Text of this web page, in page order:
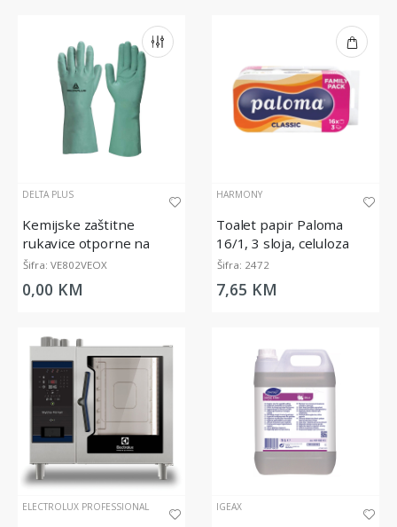
DELTA PLUS
Kemijske zaštitne
rukavice otporne na
pesticide i viruse, VE802
Šifra: VE802VEOX
0,00 KM
HARMONY
Toalet papir Paloma
16/1, 3 sloja, celuloza
Šifra: 2472
7,65 KM
ELECTROLUX PROFESSIONAL IGEAX